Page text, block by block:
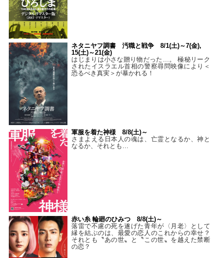
ネタニヤフ調書 汚職と戦争 8/1(土)～7(金),
15(土)～21(金)
はじまりは小さな贈り物だった…。 極秘リーク
されたイスラエル首相の警察尋問映像により＜
恐るべき真実＞が暴かれる！
軍服を着た神様 8/8(土)～
さまよえる日本人の魂は、亡霊となるか、神と
なるか、それとも…
赤い糸 輪廻のひみつ 8/8(土)～
落雷で不慮の死を遂げた青年が〈月老〉として
縁を結ぶのは、最愛の恋人のこれからの幸せ？
それとも〝あの世〟と〝この世〟を越えた禁断
の恋？